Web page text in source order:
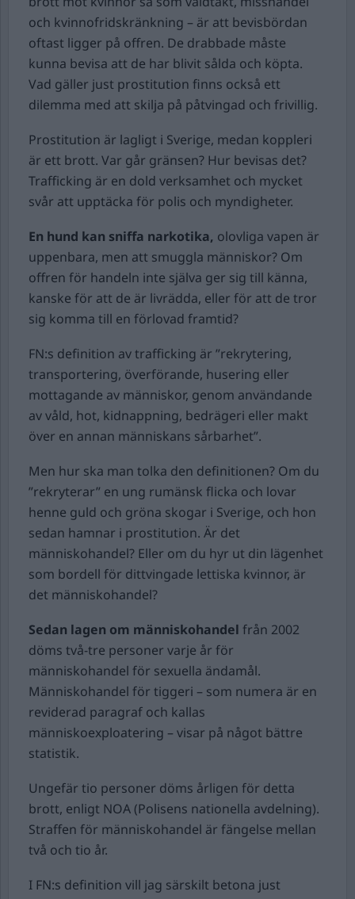
och kvinnofridskränkning – är att bevisbördan
oftast ligger på offren. De drabbade måste
kunna bevisa att de har blivit sålda och köpta.
Vad gäller just prostitution finns också ett
dilemma med att skilja på påtvingad och frivillig.
Prostitution är lagligt i Sverige, medan koppleri
är ett brott. Var går gränsen? Hur bevisas det?
Trafficking är en dold verksamhet och mycket
svår att upptäcka för polis och myndigheter.
En hund kan sniffa narkotika, olovliga vapen är
uppenbara, men att smuggla människor? Om
offren för handeln inte själva ger sig till känna,
kanske för att de är livrädda, eller för att de tror
sig komma till en förlovad framtid?
FN:s definition av trafficking är ”rekrytering,
transportering, överförande, husering eller
mottagande av människor, genom användande
av våld, hot, kidnappning, bedrägeri eller makt
över en annan människans sårbarhet”.
Men hur ska man tolka den definitionen? Om du
”rekryterar” en ung rumänsk flicka och lovar
henne guld och gröna skogar i Sverige, och hon
sedan hamnar i prostitution. Är det
människohandel? Eller om du hyr ut din lägenhet
som bordell för dittvingade lettiska kvinnor, är
det människohandel?
Sedan lagen om människohandel från 2002
döms två-tre personer varje år för
människohandel för sexuella ändamål.
Människohandel för tiggeri – som numera är en
reviderad paragraf och kallas
människoexploatering – visar på något bättre
statistik.
Ungefär tio personer döms årligen för detta
brott, enligt NOA (Polisens nationella avdelning).
Straffen för människohandel är fängelse mellan
två och tio år.
I FN:s definition vill jag särskilt betona just